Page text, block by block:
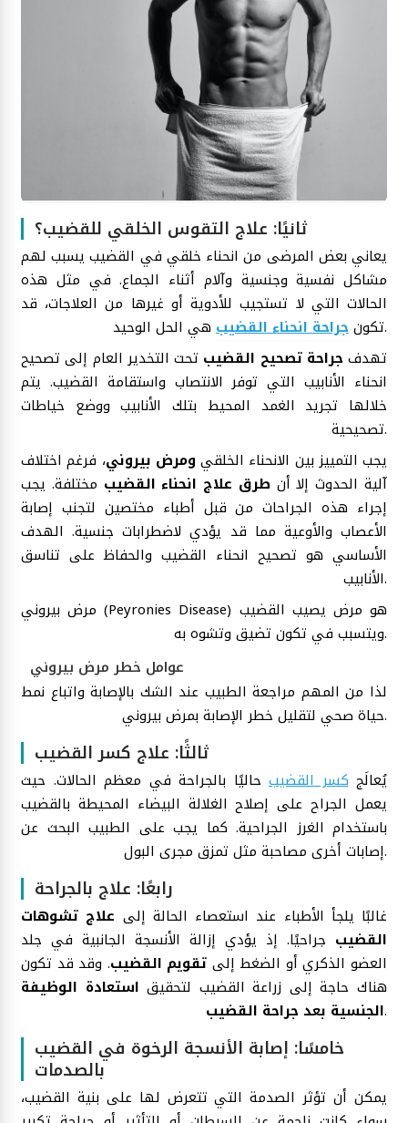
ثانيًا: علاج التقوس الخلقي للقضيب؟
يعاني بعض المرضى من انحناء خلقي في القضيب يسبب لهم
مشاكل نفسية وجنسية وآلام أثناء الجماع. في مثل هذه
الحالات التي لا تستجيب للأدوية أو غيرها من العلاجات، قد
تكونجراحة انحناء القضيب
هي الحل الوحيد.
تهدف جراحة تصحيح القضيب تحت التخدير العام إلى تصحيح
انحناء الأنابيب التي توفر الانتصاب واستقامة القضيب. يتم
خلالها تجريد الغمد المحيط بتلك الأنابيب ووضع خياطات
تصحيحية.
يجب التمييز بين الانحناء الخلقي ومرض بيروني، فرغم اختلاف
آلية الحدوث إلا أن طرق علاج انحناء القضيب مختلفة. يجب
إجراء هذه الجراحات من قبل أطباء مختصين لتجنب إصابة
الأعصاب والأوعية مما قد يؤدي لاضطرابات جنسية. الهدف
الأساسي هو تصحيح انحناء القضيب والحفاظ على تناسق
الأنابيب.
مرض بيروني (Peyronies Disease) هو مرض يصيب القضيب
ويتسبب في تكون تضيق وتشوه به.
عوامل خطر مرض بيروني
لذا من المهم مراجعة الطبيب عند الشك بالإصابة واتباع نمط
حياة صحي لتقليل خطر الإصابة بمرض بيروني.
ثالثًا: علاج كسر القضيب
يُعالَجكسر القضيب حاليًا بالجراحة في معظم الحالات. حيث
يعمل الجراح على إصلاح الغلالة البيضاء المحيطة بالقضيب
باستخدام الغرز الجراحية. كما يجب على الطبيب البحث عن
إصابات أخرى مصاحبة مثل تمزق مجرى البول.
رابعًا: علاج بالجراحة
غالبًا يلجأ الأطباء عند استعصاء الحالة إلى علاج تشوهات
القضيب جراحيًا. إذ يؤدي إزالة الأنسجة الجانبية في جلد
العضو الذكري أو الضغط إلى تقويم القضيب. وقد قد تكون
هناك حاجة إلى زراعة القضيب لتحقيق استعادة الوظيفة
الجنسية بعد جراحة القضيب.
خامسًا: إصابة الأنسجة الرخوة في القضيب
بالصدمات
يمكن أن تؤثر الصدمة التي تتعرض لها على بنية القضيب،